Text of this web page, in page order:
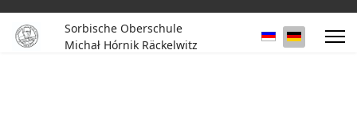
Sorbische Oberschule
Michał Hórnik Räckelwitz
Sprache